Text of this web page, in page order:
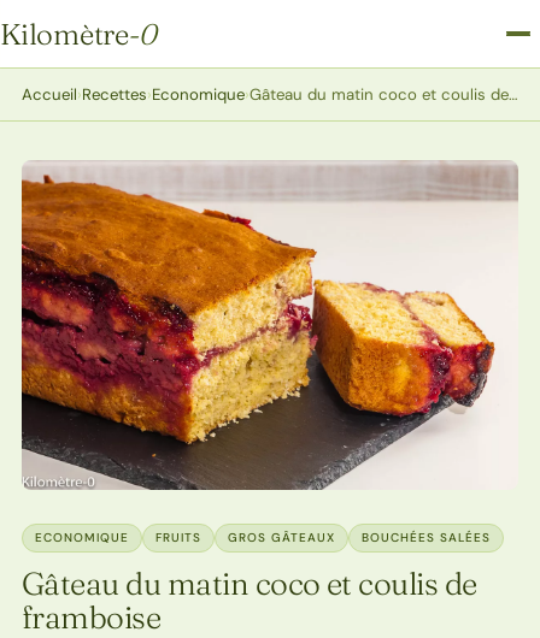
Kilomètre-0
Kilomètre-0
Accueil›Recettes›Economique› Gâteau du matin coco et coulis de framboise
ECONOMIQUE FRUITS GROS GÂTEAUX BOUCHÉES SALÉES
Gâteau du matin coco et coulis de
framboise